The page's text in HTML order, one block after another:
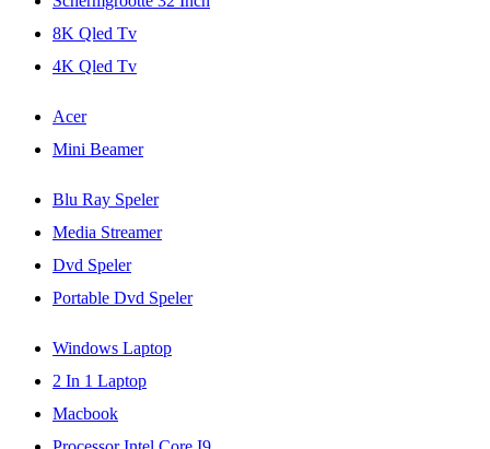
8K Qled Tv
4K Qled Tv
Acer
Mini Beamer
Blu Ray Speler
Media Streamer
Dvd Speler
Portable Dvd Speler
Windows Laptop
2 In 1 Laptop
Macbook